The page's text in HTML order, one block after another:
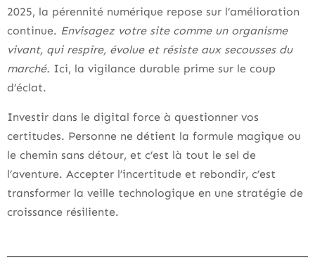
2025, la pérennité numérique repose sur l’amélioration
continue. Envisagez votre site comme un organisme
vivant, qui respire, évolue et résiste aux secousses du
marché. Ici, la vigilance durable prime sur le coup
d’éclat.
Investir dans le digital force à questionner vos
certitudes. Personne ne détient la formule magique ou
le chemin sans détour, et c’est là tout le sel de
l’aventure. Accepter l’incertitude et rebondir, c’est
transformer la veille technologique en une stratégie de
croissance résiliente.